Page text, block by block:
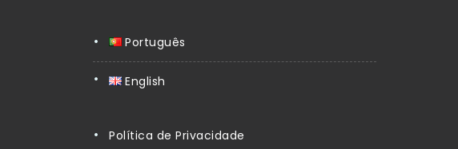
Português
English
Política de Privacidade